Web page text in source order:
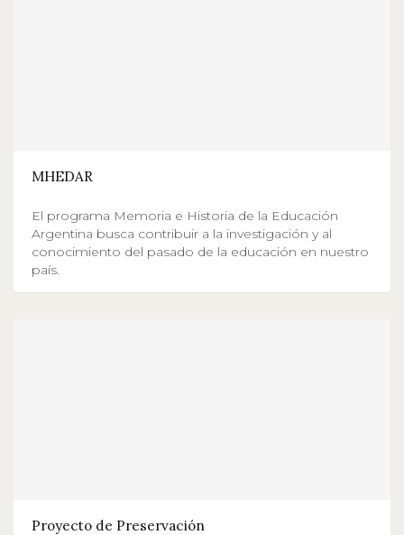
MHEDAR
El programa Memoria e Historia de la Educación
Argentina busca contribuir a la investigación y al
conocimiento del pasado de la educación en nuestro
país.
Proyecto de Preservación